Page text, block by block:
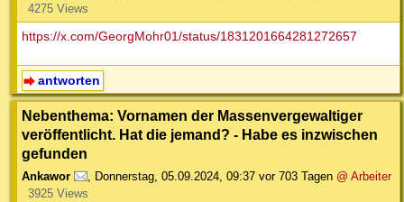
4275 Views
https://x.com/GeorgMohr01/status/1831201664281272657
antworten
Nebenthema: Vornamen der Massenvergewaltiger
veröffentlicht. Hat die jemand? - Habe es inzwischen
gefunden
Ankawor , Donnerstag, 05.09.2024, 09:37 vor 703 Tagen @ Arbeiter
3925 Views